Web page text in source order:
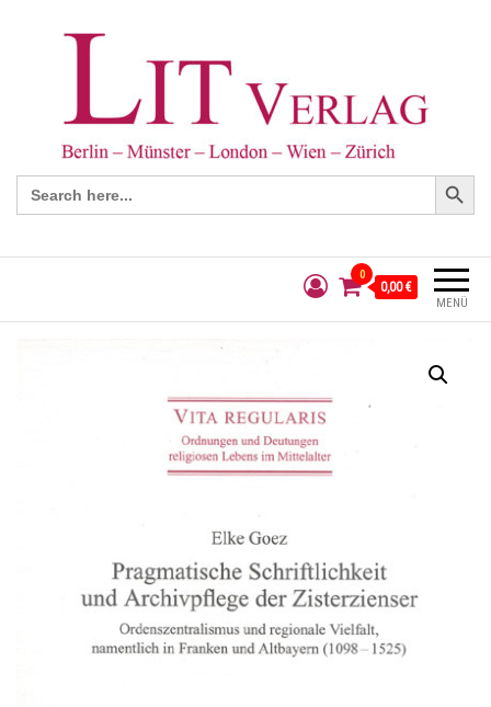
Search
for:
Search Button
MENÜ
0
0,00 €